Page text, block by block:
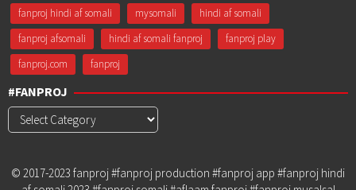
fanproj hindi af somali
mysomali
hindi af somali
fanproj afsomali
hindi af somali fanproj
fanproj play
fanproj.com
fanproj
#FANPROJ
#Fanproj
© 2017-2023 fanproj #fanproj production #fanproj app #fanproj hindi